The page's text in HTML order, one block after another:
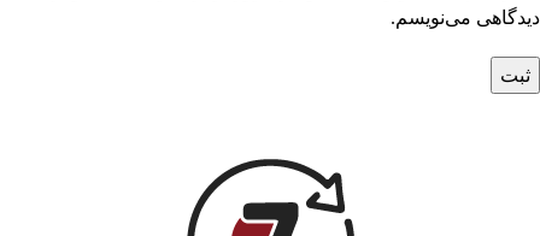
دیدگاهی می‌نویسم.